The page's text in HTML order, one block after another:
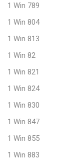
1 Win 789
1 Win 804
1 Win 813
1 Win 82
1 Win 821
1 Win 824
1 Win 830
1 Win 847
1 Win 855
1 Win 883